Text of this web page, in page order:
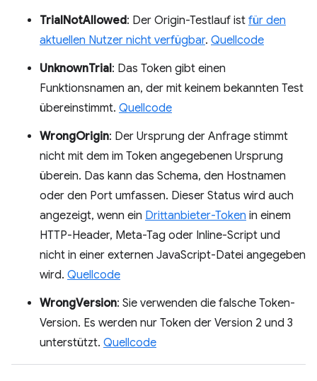
TrialNotAllowed: Der Origin-Testlauf ist für den
aktuellen Nutzer nicht verfügbar. Quellcode
UnknownTrial: Das Token gibt einen
Funktionsnamen an, der mit keinem bekannten Test
übereinstimmt. Quellcode
WrongOrigin: Der Ursprung der Anfrage stimmt
nicht mit dem im Token angegebenen Ursprung
überein. Das kann das Schema, den Hostnamen
oder den Port umfassen. Dieser Status wird auch
angezeigt, wenn ein Drittanbieter-Token in einem
HTTP-Header, Meta-Tag oder Inline-Script und
nicht in einer externen JavaScript-Datei angegeben
wird. Quellcode
WrongVersion: Sie verwenden die falsche Token-
Version. Es werden nur Token der Version 2 und 3
unterstützt. Quellcode